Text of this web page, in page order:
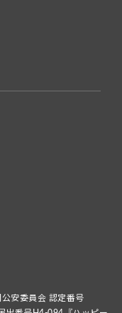
安委員会 認定番号